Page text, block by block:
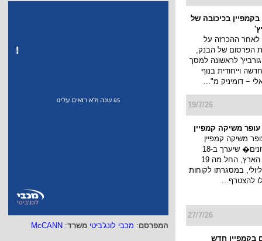
המפרסם: מכבי לונג'ביטי משרד:
McCANN
בכיכובה של
לאחר ההכרזה על
הפרסום של הבנק,
לראשונה למסך
וייחודית בנוף
− דומיניק מ"...
19/7/26
עופר משיקה קמפיין
משיקה קמפיין
�חגיגת מועדונים� שיערך ב-18
קניונים ברחבי הארץ, החל מה 19
עד ה 22 ליולי, במסגרתו לקוחות
להצטרף...
27/7/26
בקמפיין חדש